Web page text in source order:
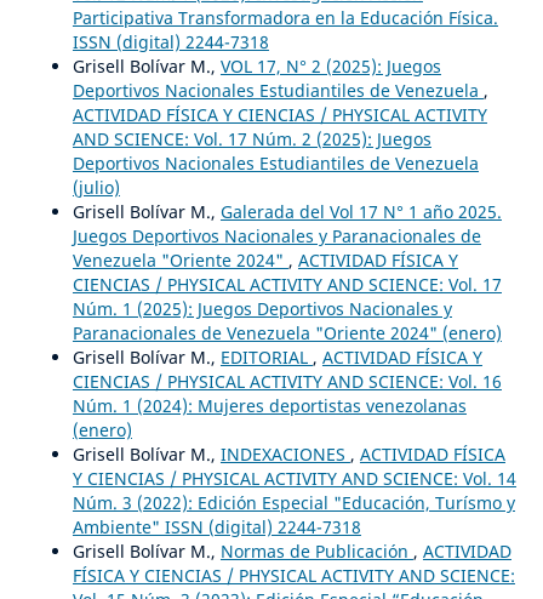
Participativa Transformadora en la Educación Física.
ISSN (digital) 2244-7318
Grisell Bolívar M., VOL 17, N° 2 (2025): Juegos
Deportivos Nacionales Estudiantiles de Venezuela ,
ACTIVIDAD FÍSICA Y CIENCIAS / PHYSICAL ACTIVITY
AND SCIENCE: Vol. 17 Núm. 2 (2025): Juegos
Deportivos Nacionales Estudiantiles de Venezuela
(julio)
Grisell Bolívar M., Galerada del Vol 17 N° 1 año 2025.
Juegos Deportivos Nacionales y Paranacionales de
Venezuela "Oriente 2024" , ACTIVIDAD FÍSICA Y
CIENCIAS / PHYSICAL ACTIVITY AND SCIENCE: Vol. 17
Núm. 1 (2025): Juegos Deportivos Nacionales y
Paranacionales de Venezuela "Oriente 2024" (enero)
Grisell Bolívar M., EDITORIAL , ACTIVIDAD FÍSICA Y
CIENCIAS / PHYSICAL ACTIVITY AND SCIENCE: Vol. 16
Núm. 1 (2024): Mujeres deportistas venezolanas
(enero)
Grisell Bolívar M., INDEXACIONES , ACTIVIDAD FÍSICA
Y CIENCIAS / PHYSICAL ACTIVITY AND SCIENCE: Vol. 14
Núm. 3 (2022): Edición Especial "Educación, Turísmo y
Ambiente" ISSN (digital) 2244-7318
Grisell Bolívar M., Normas de Publicación , ACTIVIDAD
FÍSICA Y CIENCIAS / PHYSICAL ACTIVITY AND SCIENCE: